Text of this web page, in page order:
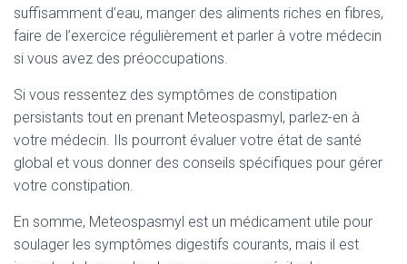
suffisamment d’eau, manger des aliments riches en fibres,
faire de l’exercice régulièrement et parler à votre médecin
si vous avez des préoccupations.
Si vous ressentez des symptômes de constipation
persistants tout en prenant Meteospasmyl, parlez-en à
votre médecin. Ils pourront évaluer votre état de santé
global et vous donner des conseils spécifiques pour gérer
votre constipation.
En somme, Meteospasmyl est un médicament utile pour
soulager les symptômes digestifs courants, mais il est